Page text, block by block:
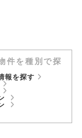
件を種別で探
報を探す